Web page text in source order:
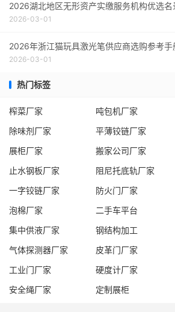
2026湖北地区无形资产实缴服务机构优选
2026-03-01
2026年浙江猫玩具激光笔供应商选购参考手
2026-03-01
热门标签
榨菜厂家 吨包机厂家
除味剂厂家
平薄铰链厂家
展柜厂家
搬家公司厂家
止水钢板厂家
阻尼托底轨厂家
一字铰链厂家
防火门厂家
泡棉厂家
二手车平台
集中供液厂家
钢结构加工
气体探测器厂家
皮革门厂家
工业门厂家
硬度计厂家
安全绳厂家
定制展柜